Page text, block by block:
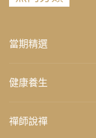
當期精選
健康養生
禪師說禪